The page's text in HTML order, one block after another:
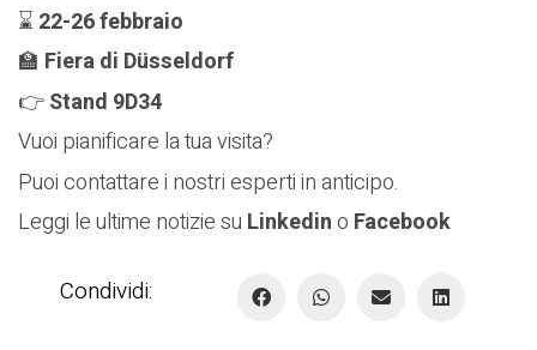
⌛ 22-26 febbraio
🏫 Fiera di Düsseldorf
👉Stand 9D34
Vuoi pianificare la tua visita?
Puoi contattare i nostri esperti in anticipo.
Leggi le ultime notizie su Linkedino Facebook
Condividi: